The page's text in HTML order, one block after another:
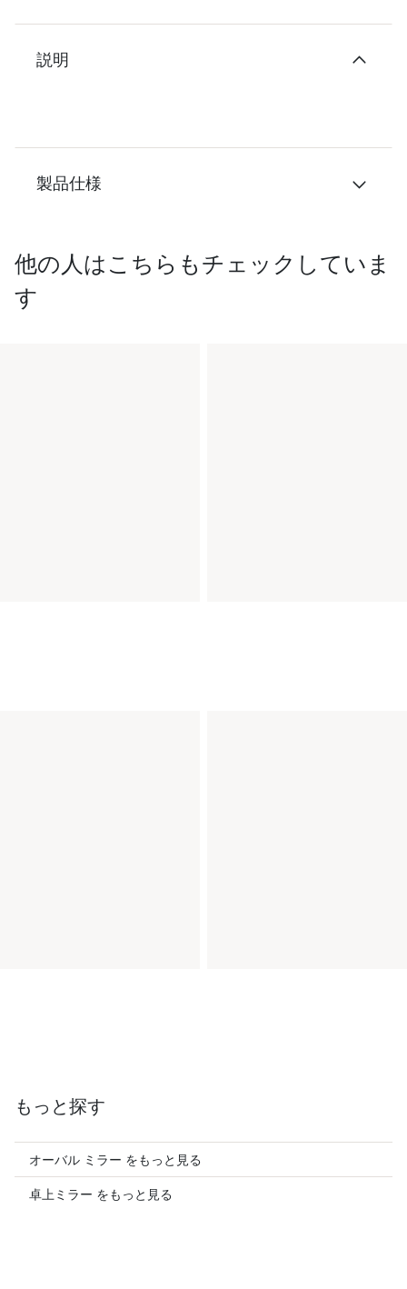
説明
製品仕様
他の人はこちらもチェックしていま
す
もっと探す
オーバル ミラー をもっと見る
卓上ミラー をもっと見る